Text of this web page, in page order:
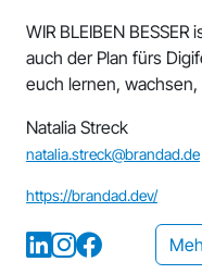
WIR BLEIBEN
auch der Plan fürs
euch lernen,
Natalia Streck
natalia.streck@brandad.de
https://brandad.dev/